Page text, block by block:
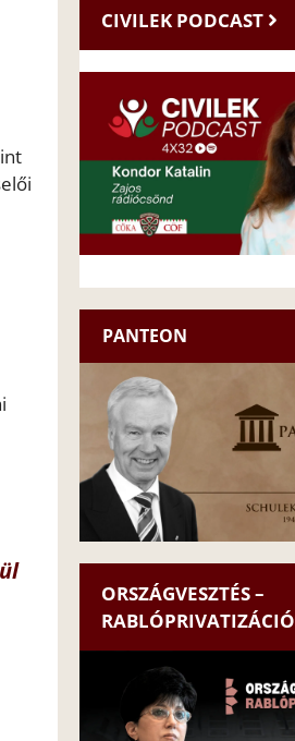
CIVILEK PODCAST
PANTEON
ORSZÁGVESZTÉS –
RABLÓPRIVATIZÁCIÓ